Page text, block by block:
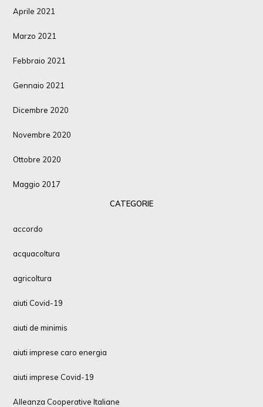
Aprile 2021
Marzo 2021
Febbraio 2021
Gennaio 2021
Dicembre 2020
Novembre 2020
Ottobre 2020
Maggio 2017
CATEGORIE
accordo
acquacoltura
agricoltura
aiuti Covid-19
aiuti de minimis
aiuti imprese caro energia
aiuti imprese Covid-19
Alleanza Cooperative Italiane